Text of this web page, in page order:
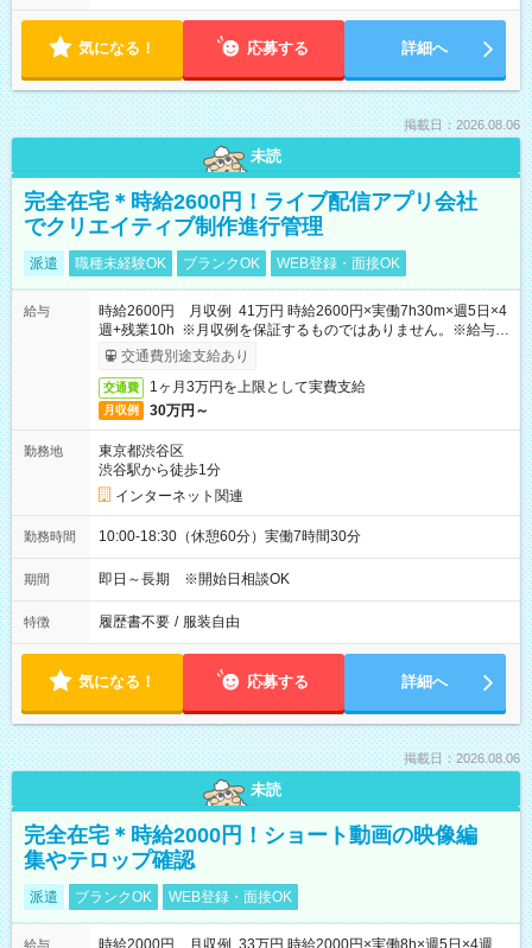
気になる！ 応募する 詳細へ
掲載日：2026.08.06
未読
完全在宅＊時給2600円！ライブ配信アプリ会社
でクリエイティブ制作進行管理
派遣 職種未経験OK ブランクOK WEB登録・面接OK
給与
時給2600円 月収例 41万円 時給2600円×実働7h30m×週5日×4
週+残業10h ※月収例を保証するものではありません。※給与即
受取りサービス利用可（利用条件有）
交通費別途支給あり
交通費 1ヶ月3万円を上限として実費支給
月収例 30万円～
勤務地
東京都渋谷区
渋谷駅から徒歩1分
インターネット関連
勤務時間 10:00-18:30（休憩60分）実働7時間30分
期間 即日～長期 ※開始日相談OK
特徴 履歴書不要 / 服装自由
気になる！ 応募する 詳細へ
掲載日：2026.08.06
未読
完全在宅＊時給2000円！ショート動画の映像編
集やテロップ確認
派遣 ブランクOK WEB登録・面接OK
給与 時給2000円 月収例 33万円 時給2000円×実働8h×週5日×4週